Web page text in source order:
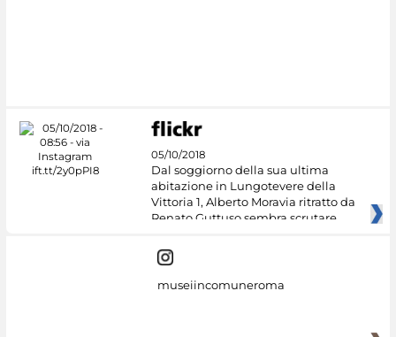
05/10/2018
Dal soggiorno della sua ultima
abitazione in Lungotevere della
Vittoria 1, Alberto Moravia ritratto da
Renato Guttuso sembra scrutare
museiincomuneroma